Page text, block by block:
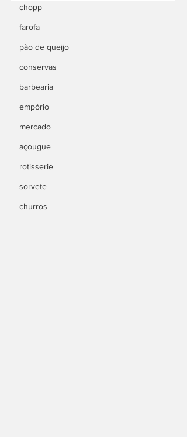
chopp
farofa
pão de queijo
conservas
barbearia
empório
mercado
açougue
rotisserie
sorvete
churros